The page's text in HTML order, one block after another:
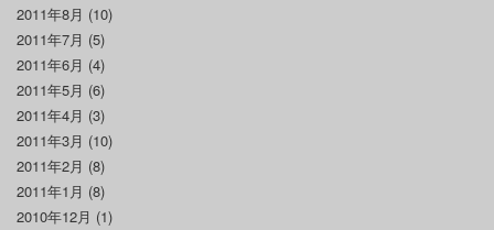
2011年8月 (10)
2011年7月 (5)
2011年6月 (4)
2011年5月 (6)
2011年4月 (3)
2011年3月 (10)
2011年2月 (8)
2011年1月 (8)
2010年12月 (1)